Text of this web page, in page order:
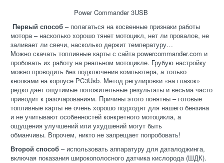
Power Commander 3USB
Первый способ – полагаться на косвенные признаки работы
мотора – насколько хорошо тянет мотоцикл, нет ли провалов, не
заливает ли свечи, насколько держит температуру…
Можно скачать топливные карты с сайта powercommander.com и
пробовать их работу на реальном мотоцикле. Грубую настройку
можно проводить без подключения компьютера, а только
кнопками на корпусе PC3Usb. Метод регулировки «на глазок»
редко дает ощутимые положительные результаты и весьма часто
приводит к разочарованиям. Причины этого понятны – готовые
топливные карты не очень хорошо подходят для нашего бензина
и не учитывают особенностей конкретного мотоцикла, а
ощущения улучшений или ухудшений могут быть
обманчивы. Впрочем, никто не запрещает попробовать!
Второй способ – использовать аппаратуру для даталоджинга,
включая показания широкополосного датчика кислорода (ШДК).